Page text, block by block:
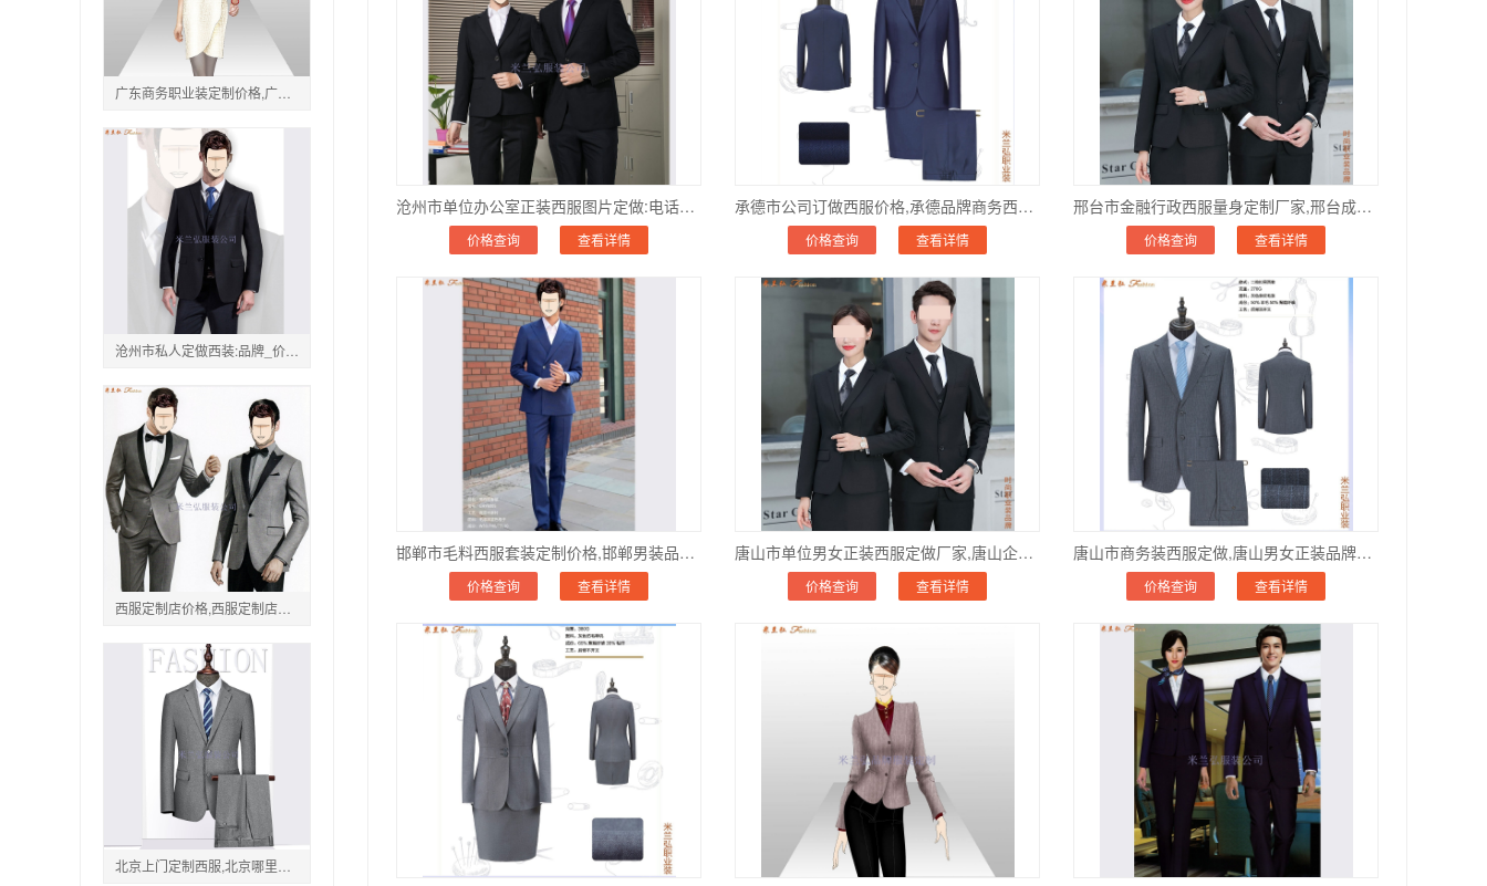
沧州市单位办公室正装西服图片定做:电话_地址_多少钱
价格查询 查看详情
承德市公司订做西服价格,承德品牌商务西服定做电话
价格查询 查看详情
邢台市金融行政西服量身定制厂家,邢台成品西服定做价位
价格查询 查看详情
邯郸市毛料西服套装定制价格,邯郸男装品牌西服订制电话
价格查询 查看详情
唐山市单位男女正装西服定做厂家,唐山企业西服量体定制价格
价格查询 查看详情
唐山市商务装西服定做,唐山男女正装品牌西服定制价格
价格查询 查看详情